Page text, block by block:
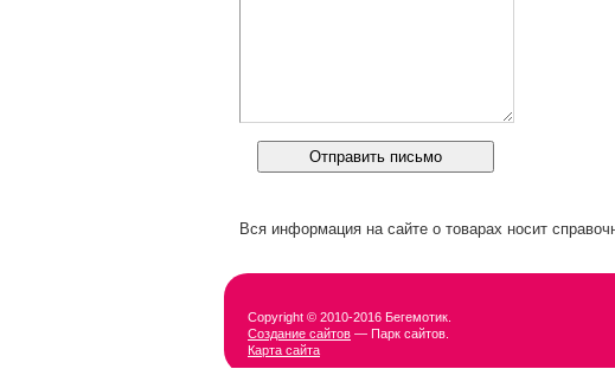
Вся информация на сайте о товарах носит
Copyright © 2010-2016 Бегемотик.
Создание сайтов — Парк сайтов.
Карта сайта